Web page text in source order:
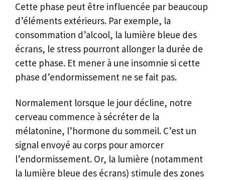
Cette phase peut être influencée par beaucoup
d’éléments extérieurs. Par exemple, la
consommation d’alcool, la lumière bleue des
écrans, le stress pourront allonger la durée de
cette phase. Et mener à une insomnie si cette
phase d’endormissement ne se fait pas.
Normalement lorsque le jour décline, notre
cerveau commence à sécréter de la
mélatonine, l’hormone du sommeil. C’est un
signal envoyé au corps pour amorcer
l’endormissement. Or, la lumière (notamment
la lumière bleue des écrans) stimule des zones